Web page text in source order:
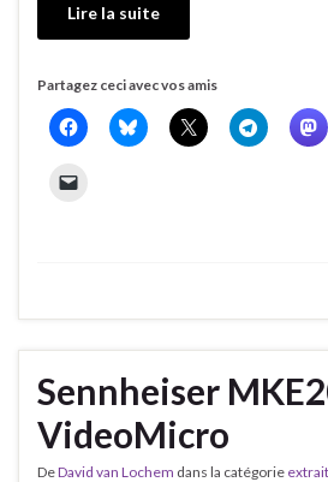
Lire la suite
Partagez ceci avec vos amis
Sennheiser
VideoMicro
DeDavid van Lochem dans la catégorie